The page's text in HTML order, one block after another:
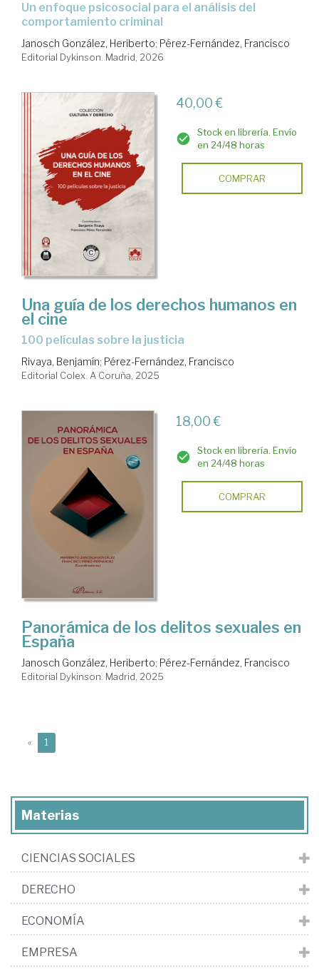
Un enfoque psicosocial para el análisis del
comportamiento criminal
Janosch González, Heriberto; Pérez-Fernández, Francisco
Editorial Dykinson. Madrid, 2026
40,00 €
Stock en librería. Envío
en 24/48 horas
COMPRAR
Una guía de los derechos humanos en
el cine
100 películas sobre la justicia
Rivaya, Benjamín; Pérez-Fernández, Francisco
Editorial Colex. A Coruña, 2025
18,00 €
Stock en librería. Envío
en 24/48 horas
COMPRAR
Panorámica de los delitos sexuales en
España
Janosch González, Heriberto; Pérez-Fernández, Francisco
Editorial Dykinson. Madrid, 2025
« 1
Materias
CIENCIAS SOCIALES
DERECHO
ECONOMÍA
EMPRESA